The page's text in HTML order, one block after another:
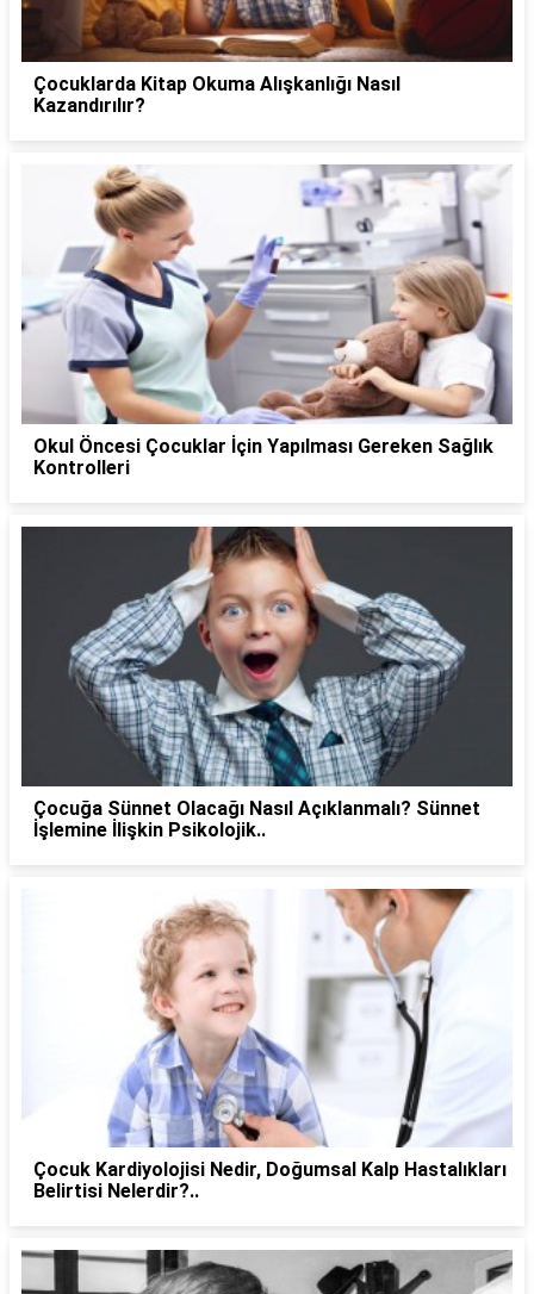
Çocuklarda Kitap Okuma Alışkanlığı Nasıl
Kazandırılır?
Okul Öncesi Çocuklar İçin Yapılması Gereken Sağlık
Kontrolleri
Çocuğa Sünnet Olacağı Nasıl Açıklanmalı? Sünnet
İşlemine İlişkin Psikolojik..
Çocuk Kardiyolojisi Nedir, Doğumsal Kalp Hastalıkları
Belirtisi Nelerdir?..